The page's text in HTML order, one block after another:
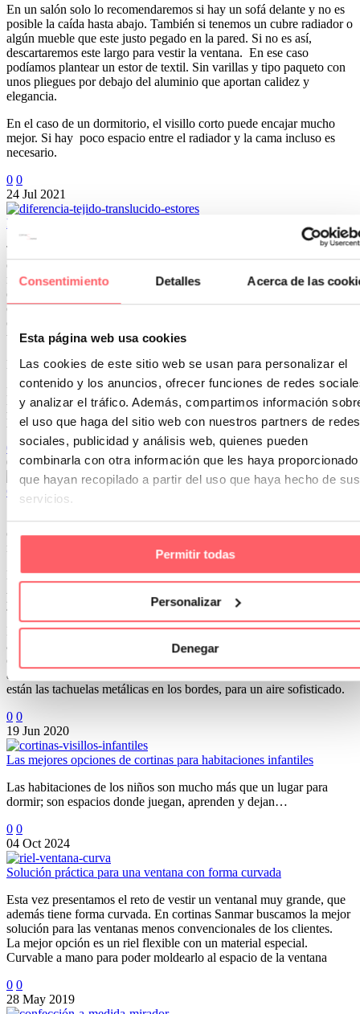
Consentimiento Detalles Acerca de las
Esta página web usa cookies
Las cookies de este sitio web se usan para personalizar el
contenido y los anuncios, ofrecer funciones de redes
y analizar el tráfico. Además, compartimos información
el uso que haga del sitio web con nuestros partners de redes
sociales, publicidad y análisis web, quienes pueden
combinarla con otra información que les haya proporcionado
que hayan recopilado a partir del uso que haya hecho de sus
servicios.
Permitir todas
Personalizar
Denegar
En un salón solo lo recomendaremos si hay un sofá delante y no es
posible la caída hasta abajo. También si tenemos un cubre radiador o
algún mueble que este justo pegado en la pared. Si no es así,
descartaremos este largo para vestir la ventana. En ese caso
podíamos plantear un estor de textil. Sin varillas y tipo paqueto con
unos pliegues por debajo del aluminio que aportan calidez y
elegancia.
En el caso de un dormitorio, el visillo corto puede encajar mucho
mejor. Si hay poco espacio entre el radiador y la cama incluso es
necesario.
0 0
24 Jul 2021
Diferencia de un tejido translucido y un screen en un estor enrollable
Tienes que vestir las ventanas de tu nueva casa o renovar las cortinas
o estores de la qué tienes. Lo has pensado y quieres darle un aire
renovado y moderno con las últimas tendencias. Te gustan los
estores enrollables y has buscado diferentes opciones. Conceptos
como tejido translucido, screen, factor de apertura, grado de
opacidad….. te explicamos qué tienes que saber y qué significan
todas estas características técnicas para que tu elección sea acertada.
En estores enrollables podemos elegir tres tipos de materiales.
En primer lugar está el screen. Se trata de un tejido de PVC que
puede tener diferentes composiciones. En un domicilio la fibra de
poliéster es la más utilizada.
0
0
02 Mar 2024
Cabecero tapizado para conseguir un dormitorio elegante
Si tienes que amueblar un nuevo dormitorio o bien renovarlo te
contamos lo último en cabeceros. Todos los detalles, colores y
modelos para dar a tu estancia ese toque elegante que vas buscando.
Los CABECERO tapizados CON TEXTIL son la última tendencia.
y confeccionados con tela o polipiel.
Lo primero es elegir la forma. Lo más habitual es recto en la parte de
arriba o una pequeña forma en los vértices. Puede ser liso, con una
orla alrededor o con unas costuras en cuadrado. Además podemos
añadir botones forrados lo que se conoce como capitone. También
están las tachuelas metálicas en los bordes, para un aire sofisticado.
0 0
19 Jun 2020
Las mejores opciones de cortinas para habitaciones infantiles
Las habitaciones de los niños son mucho más que un lugar para
dormir; son espacios donde juegan, aprenden y dejan…
0 0
04 Oct 2024
Solución práctica para una ventana con forma curvada
Esta vez presentamos el reto de vestir un ventanal muy grande, que
además tiene forma curvada. En cortinas Sanmar buscamos la mejor
solución para las ventanas menos convencionales de los clientes.
La mejor opción es un riel flexible con un material especial.
Curvable a mano para poder moldearlo al espacio de la ventana
0 0
28 May 2019